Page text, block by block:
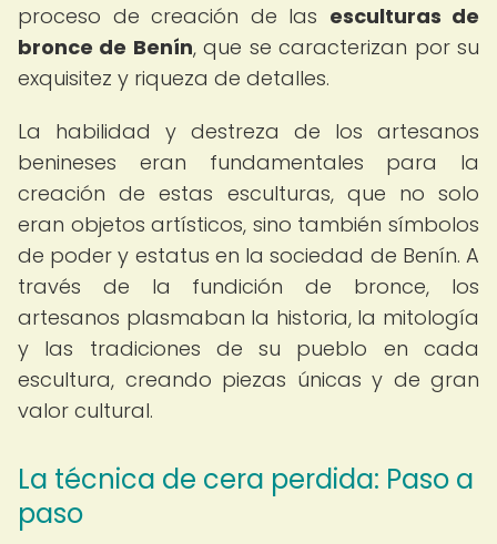
proceso de creación de las esculturas de
bronce de Benín, que se caracterizan por su
exquisitez y riqueza de detalles.
La habilidad y destreza de los artesanos
benineses eran fundamentales para la
creación de estas esculturas, que no solo
eran objetos artísticos, sino también símbolos
de poder y estatus en la sociedad de Benín. A
través de la fundición de bronce, los
artesanos plasmaban la historia, la mitología
y las tradiciones de su pueblo en cada
escultura, creando piezas únicas y de gran
valor cultural.
La técnica de cera perdida: Paso a
paso